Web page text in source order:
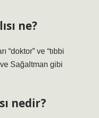
ne?
“doktor” ve “tıbbi
Sağaltman gibi
nedir?